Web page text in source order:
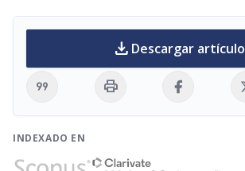
download Descargar artículo
format_quote print
INDEXADO EN